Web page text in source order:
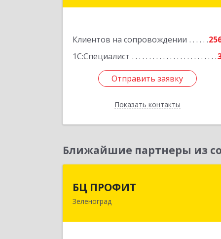
Клиентов на сопровождении
1С:Специалист
Отправить заявку
Показать контакты
Отправить заявку
Назад
Ближайшие партнеры из
БЦ ПРОФИТ
Зеленоград124482, Москва г, Зеленоград г,